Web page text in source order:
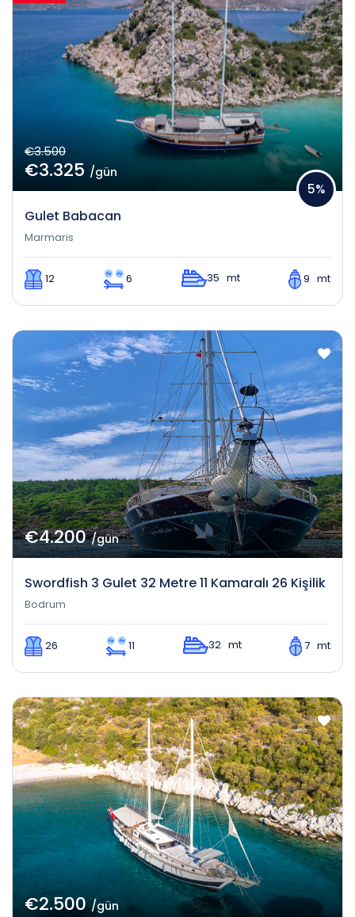
€3.500
€3.325 /gün
Gulet Babacan
5%
Marmaris
12 6 35 mt 9 mt
€4.200/gün
Swordfish 3 Gulet 32 Metre 11 Kamaralı 26 Kişilik
Bodrum
26 11 32 mt 7 mt
€2.500/gün